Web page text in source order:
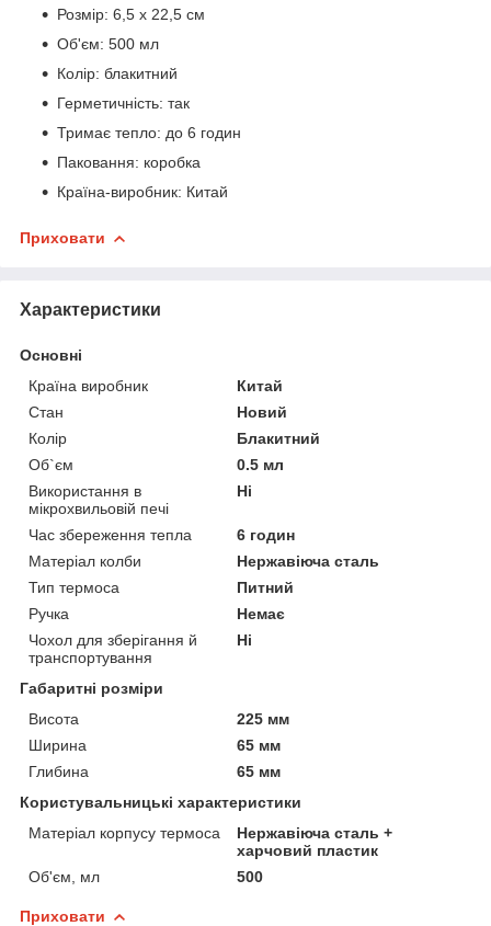
Розмір: 6,5 х 22,5 см
Об'єм: 500 мл
Колір: блакитний
Герметичність: так
Тримає тепло: до 6 годин
Паковання: коробка
Країна-виробник: Китай
Приховати
Характеристики
Основні
Країна виробник
Китай
Стан
Новий
Колір
Блакитний
Об`єм
0.5 мл
Використання в
мікрохвильовій печі
Ні
Час збереження тепла
6 годин
Матеріал колби
Нержавіюча сталь
Тип термоса
Питний
Ручка
Немає
Чохол для зберігання й
транспортування
Ні
Габаритні розміри
Висота
225 мм
Ширина
65 мм
Глибина
65 мм
Користувальницькі характеристики
Матеріал корпусу термоса
Нержавіюча сталь +
харчовий пластик
Об'єм, мл
500
Приховати